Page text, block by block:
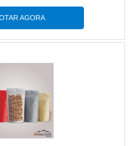
do segmento
sofisticação e
em um só
contar com
com as melhores
embalagens
DETALHES
AGORA